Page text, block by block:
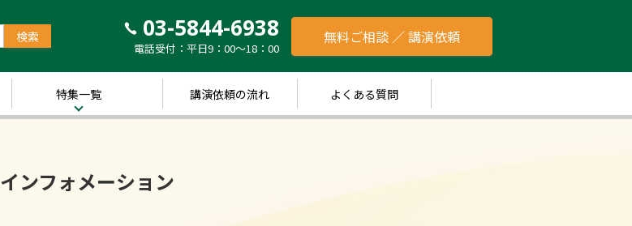
03-5844-6938
電話受付：平日9：00～18：00
無料ご相談 ／ 講演依頼
特集一覧
～経営の“実践者”が
語る～講演のできる
講演依頼の流れ よくある質問
インフォメーション